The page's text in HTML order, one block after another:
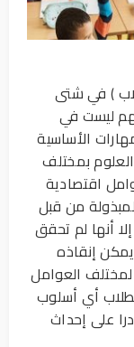
) في شتى
ليست في
الأساسية
بمختلف
اقتصادية
من قبل
أنها لم تحقق
يمكن إنقاذه
لمختلف العوامل
أي أسلوب
على إحداث